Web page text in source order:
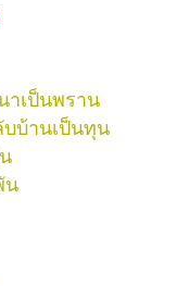
าเป็นพราน
บ้านเป็นทุน
น